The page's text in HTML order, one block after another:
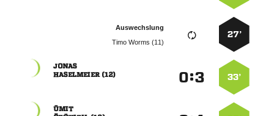
27’
Auswechslung
  
33’
:

 
